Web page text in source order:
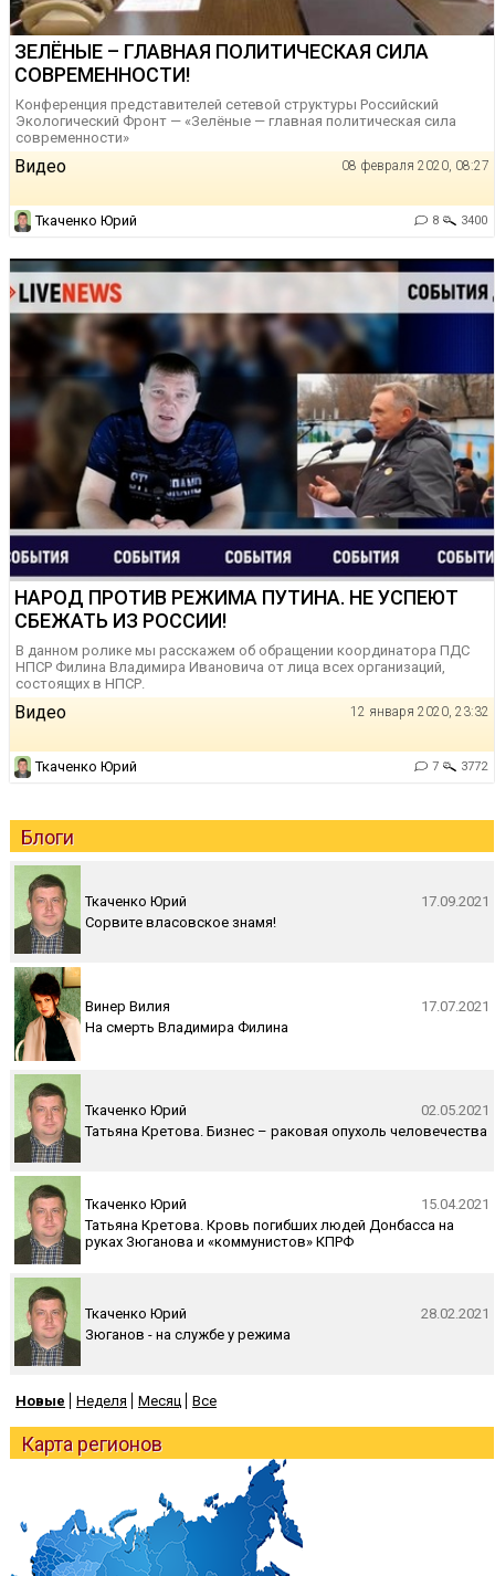
ЗЕЛЁНЫЕ – ГЛАВНАЯ ПОЛИТИЧЕСКАЯ СИЛА
СОВРЕМЕННОСТИ!
Конференция представителей сетевой структуры Российский
Экологический Фронт — «Зелёные — главная политическая сила
современности»
Видео 08 февраля 2020, 08:27
Ткаченко Юрий 8 3400
НАРОД ПРОТИВ РЕЖИМА ПУТИНА. НЕ УСПЕЮТ
СБЕЖАТЬ ИЗ РОССИИ!
В данном ролике мы расскажем об обращении координатора ПДС
НПСР Филина Владимира Ивановича от лица всех организаций,
состоящих в НПСР.
Видео 12 января 2020, 23:32
Ткаченко Юрий 7 3772
Блоги
Ткаченко Юрий
17.09.2021
Сорвите власовское знамя!
Винер Вилия
17.07.2021
На смерть Владимира Филина
Ткаченко Юрий
02.05.2021
Татьяна Кретова. Бизнес – раковая опухоль человечества
Ткаченко Юрий
15.04.2021
Татьяна Кретова. Кровь погибших людей Донбасса на
руках Зюганова и «коммунистов» КПРФ
Ткаченко Юрий
28.02.2021
Зюганов - на службе у режима
Новые Неделя Месяц Все
Карта регионов